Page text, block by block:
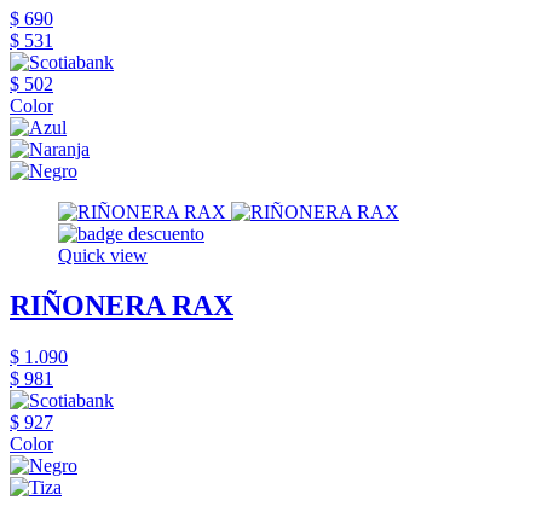
$ 690
$ 531
$ 502
Color
Quick view
RIÑONERA RAX
$ 1.090
$ 981
$ 927
Color